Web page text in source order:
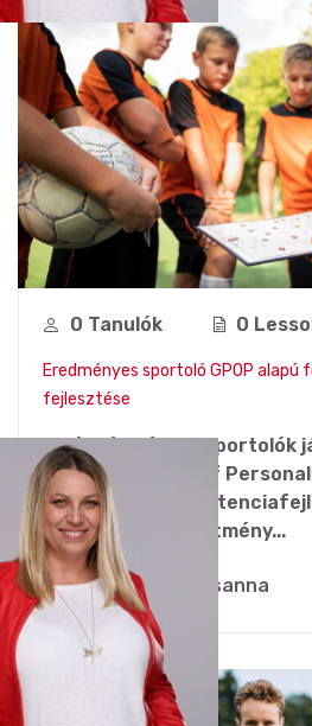
0 Tanulók 0
Eredményes sportoló GPOP alapú
fejlesztése
A képzés célja, a sportolók
(Golden Profiler of
profil alapú
és a csapatteljesítmény...
Zsebi Zsuzsanna